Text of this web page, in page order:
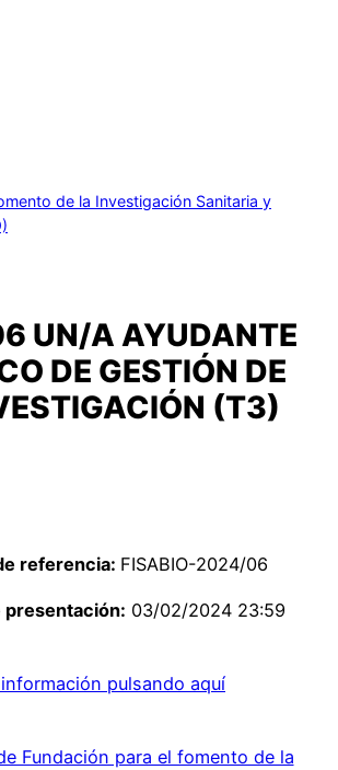
de la Investigación Sanitaria y
UN/A AYUDANTE
DE GESTIÓN DE
(T3)
referencia: FISABIO-2024/06
presentación: 03/02/2024 23:59
pulsando aquí
Fundación para el fomento de la